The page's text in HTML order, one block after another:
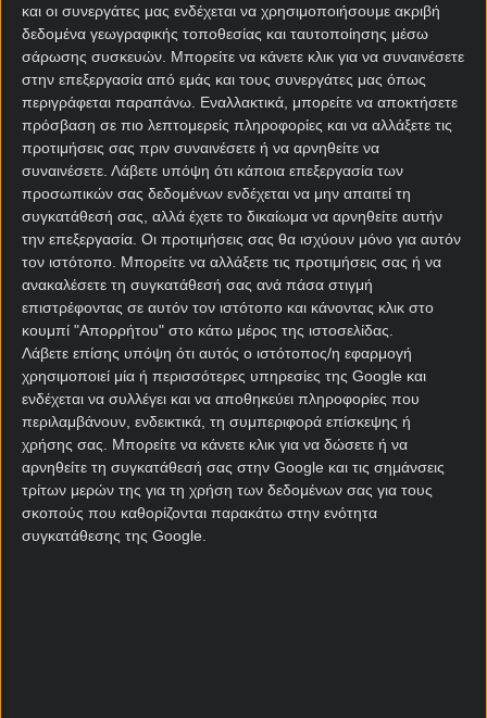
και οι συνεργάτες μας ενδέχεται να χρησιμοποιήσουμε ακριβή
δεδομένα γεωγραφικής τοποθεσίας και ταυτοποίησης μέσω
σάρωσης συσκευών. Μπορείτε να κάνετε κλικ για να συναινέσετε
στην επεξεργασία από εμάς και τους συνεργάτες μας όπως
περιγράφεται παραπάνω. Εναλλακτικά, μπορείτε να αποκτήσετε
πρόσβαση σε πιο λεπτομερείς πληροφορίες και να αλλάξετε τις
προτιμήσεις σας πριν συναινέσετε ή να αρνηθείτε να
συναινέσετε. Λάβετε υπόψη ότι κάποια επεξεργασία των
προσωπικών σας δεδομένων ενδέχεται να μην απαιτεί τη
συγκατάθεσή σας, αλλά έχετε το δικαίωμα να αρνηθείτε αυτήν
την επεξεργασία. Οι προτιμήσεις σας θα ισχύουν μόνο για αυτόν
τον ιστότοπο. Μπορείτε να αλλάξετε τις προτιμήσεις σας ή να
ανακαλέσετε τη συγκατάθεσή σας ανά πάσα στιγμή
επιστρέφοντας σε αυτόν τον ιστότοπο και κάνοντας κλικ στο
κουμπί "Απορρήτου" στο κάτω μέρος της ιστοσελίδας.
Λάβετε επίσης υπόψη ότι αυτός ο ιστότοπος/η εφαρμογή
χρησιμοποιεί μία ή περισσότερες υπηρεσίες της Google και
ενδέχεται να συλλέγει και να αποθηκεύει πληροφορίες που
περιλαμβάνουν, ενδεικτικά, τη συμπεριφορά επίσκεψης ή
χρήσης σας. Μπορείτε να κάνετε κλικ για να δώσετε ή να
αρνηθείτε τη συγκατάθεσή σας στην Google και τις σημάνσεις
τρίτων μερών της για τη χρήση των δεδομένων σας για τους
σκοπούς που καθορίζονται παρακάτω στην ενότητα
συγκατάθεσης της Google.
διαδρομής.
Η ομάδα του Τόμας Τούχελ μπαίνει τελευταία
χρονικά στη διοργάνωση, έχοντας παρακολουθήσει
όλους τους υπόλοιπους να αγωνίζονται. Κάποιοι
θεωρούν πως αυτό αποτελεί πλεονέκτημα, εγώ δεν
είμαι τόσο βέβαιος. Όταν όλοι οι άλλοι έχουν ήδη
μπει στον ρυθμό του τουρνουά, η αναμονή πολλές
φορές δημιουργεί επιπλέον πίεση και άγχος στην
πρεμιέρα.
Αγγλία – Κροατία
προγνωστικά
Από την άλλη πλευρά, ηΚροατίαμπορεί να μην
διαθέτει πλέον τη λάμψη προηγούμενων ετών,
όμως παραμένει μία ομάδα που ξέρει να
διαχειρίζεται τέτοιου είδους παιχνίδια. Έχει
εμπειρία, αγωνιστική πειθαρχία και την ικανότητα
να κρατά τα ματς σε ισορροπία, ειδικά απέναντι σε
αντιπάλους που θεωρούνται φαβορί.